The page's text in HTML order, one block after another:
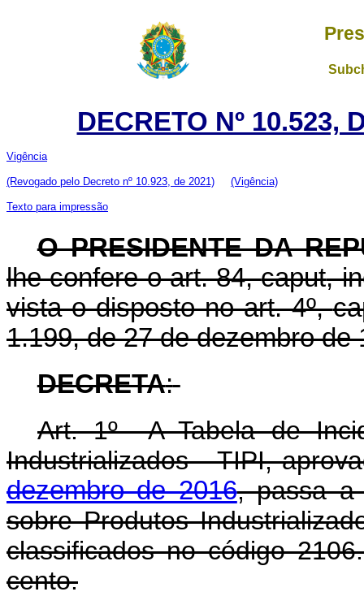
DECRETO Nº 10.523,
Vigência
(Revogado pelo Decreto nº 10.923, de 2021) (Vigência)
Texto para impressão
O PRESIDENTE DA
lhe confere o art. 84,caput,
vista o disposto no art. 4º,
1.199, de 27 de dezembro de
DECRETA:
Art. 1º A Tabela de
Industrializados - TIPI,
dezembro de 2016, passa a
sobre Produtos
classificados no código
cento.